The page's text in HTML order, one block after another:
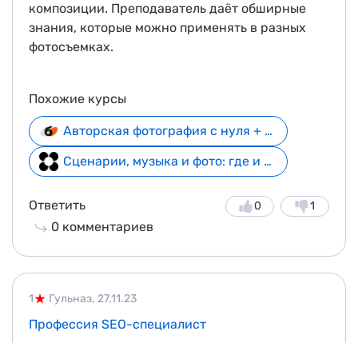
композиции. Преподаватель даёт обширные
знания, которые можно применять в разных
фотосъемках.
Похожие курсы
Авторская фотография с нуля + 3 курса в подарок
Сценарии, музыка и фото: где и как найти себя
Ответить
0 комментариев
1
0
1 27.11.23
Гульназ,
Профессия SEO-специалист